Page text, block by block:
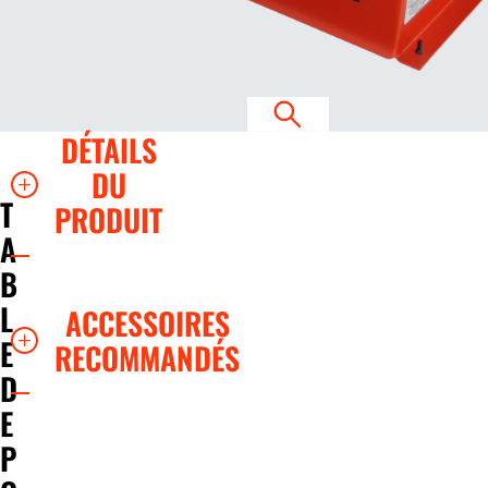
T
A
B
L
E
D
E
P
DÉTAILS
DU
PRODUIT
ACCESSOIRES
RECOMMANDÉS